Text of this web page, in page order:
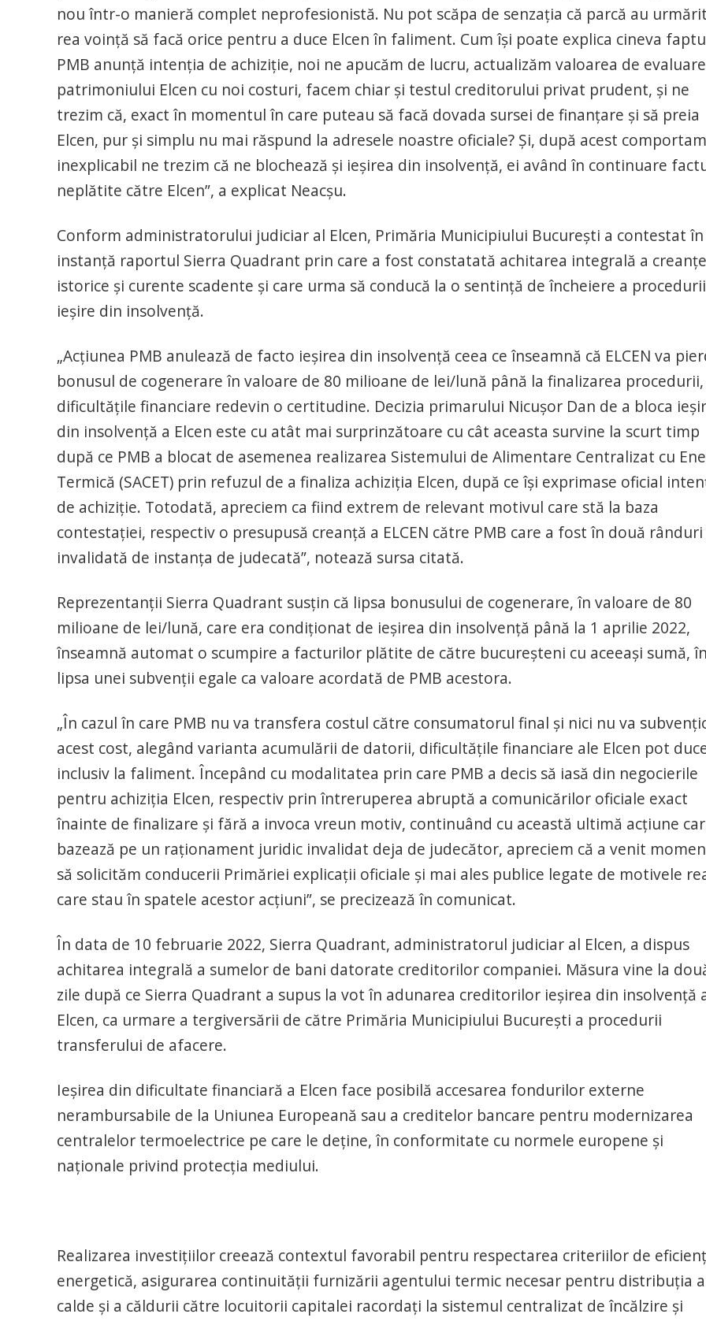
nou într-o manieră complet neprofesionistă. Nu pot scăpa de senzaţia că parcă au
rea voinţă să facă orice pentru a duce Elcen în faliment. Cum îşi poate explica cineva
PMB anunţă intenţia de achiziţie, noi ne apucăm de lucru, actualizăm valoarea de
patrimoniului Elcen cu noi costuri, facem chiar şi testul creditorului privat prudent, şi ne
trezim că, exact în momentul în care puteau să facă dovada sursei de finanţare şi să preia
Elcen, pur şi simplu nu mai răspund la adresele noastre oficiale? Şi, după acest
inexplicabil ne trezim că ne blochează şi ieşirea din insolvenţă, ei având în continuare
neplătite către Elcen”, a explicat Neacşu.
Conform administratorului judiciar al Elcen, Primăria Municipiului Bucureşti a contestat în
instanţă raportul Sierra Quadrant prin care a fost constatată achitarea integrală a
istorice şi curente scadente şi care urma să conducă la o sentinţă de încheiere a
ieşire din insolvenţă.
„Acţiunea PMB anulează de facto ieşirea din insolvenţă ceea ce înseamnă că ELCEN va
bonusul de cogenerare în valoare de 80 milioane de lei/lună până la finalizarea
dificultăţile financiare redevin o certitudine. Decizia primarului Nicuşor Dan de a bloca
din insolvenţă a Elcen este cu atât mai surprinzătoare cu cât aceasta survine la scurt timp
după ce PMB a blocat de asemenea realizarea Sistemului de Alimentare Centralizat cu
Termică (SACET) prin refuzul de a finaliza achiziţia Elcen, după ce îşi exprimase oficial
de achiziţie. Totodată, apreciem ca fiind extrem de relevant motivul care stă la baza
contestaţiei, respectiv o presupusă creanţă a ELCEN către PMB care a fost în două rânduri
invalidată de instanţa de judecată”, notează sursa citată.
Reprezentanţii Sierra Quadrant susţin că lipsa bonusului de cogenerare, în valoare de 80
milioane de lei/lună, care era condiţionat de ieşirea din insolvenţă până la 1 aprilie 2022,
înseamnă automat o scumpire a facturilor plătite de către bucureşteni cu aceeaşi sumă,
lipsa unei subvenţii egale ca valoare acordată de PMB acestora.
„În cazul în care PMB nu va transfera costul către consumatorul final şi nici nu va
acest cost, alegând varianta acumulării de datorii, dificultăţile financiare ale Elcen pot
inclusiv la faliment. Începând cu modalitatea prin care PMB a decis să iasă din negocierile
pentru achiziţia Elcen, respectiv prin întreruperea abruptă a comunicărilor oficiale exact
înainte de finalizare şi fără a invoca vreun motiv, continuând cu această ultimă acţiune
bazează pe un raţionament juridic invalidat deja de judecător, apreciem că a venit
să solicităm conducerii Primăriei explicaţii oficiale şi mai ales publice legate de motivele
care stau în spatele acestor acţiuni”, se precizează în comunicat.
În data de 10 februarie 2022, Sierra Quadrant, administratorul judiciar al Elcen, a dispus
achitarea integrală a sumelor de bani datorate creditorilor companiei. Măsura vine la
zile după ce Sierra Quadrant a supus la vot în adunarea creditorilor ieşirea din insolvenţă
Elcen, ca urmare a tergiversării de către Primăria Municipiului Bucureşti a procedurii
transferului de afacere.
Ieşirea din dificultate financiară a Elcen face posibilă accesarea fondurilor externe
nerambursabile de la Uniunea Europeană sau a creditelor bancare pentru modernizarea
centralelor termoelectrice pe care le deţine, în conformitate cu normele europene şi
naţionale privind protecţia mediului.
Realizarea investiţiilor creează contextul favorabil pentru respectarea criteriilor de
energetică, asigurarea continuităţii furnizării agentului termic necesar pentru distribuţia
calde şi a căldurii către locuitorii capitalei racordaţi la sistemul centralizat de încălzire şi